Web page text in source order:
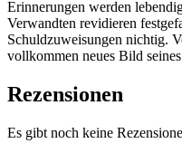
Erinnerungen werden
Verwandten revidieren
Schuldzuweisungen nichtig.
vollkommen neues Bild
Rezensionen
Es gibt noch keine